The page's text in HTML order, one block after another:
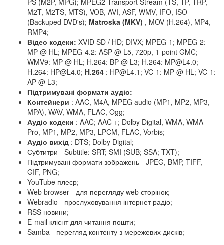
M2T, M2TS, MTS), VOB, AVI, ASF, WMV, IFO, ISO
(Backuped DVD's); Matroska (MKV) , MOV (H.264), MP4,
RMP4;
Відео кодеки: XVID SD / HD; DIVX; MPEG-1; MPEG-2:
MP @ HL; MPEG-4.2: ASP @ L5, 720p, 1-point GMC;
WMV9: MP @ HL; H.264: BP @ L3; H.264: MP@L4.0;
H.264: HP@L4.0; H.264 : HP@L4.1; VC-1: MP @ HL; VC-1:
AP @ L3;
Підтримувані формати аудіо:
Контейнери : AAC, M4A, MPEG audio (MP1, MP2, MP3,
MPA), WAV, WMA, FLAC, Ogg;
Аудіо кодеки : AAC; AAC +; Dolby Digital, WMA, WMA
Pro, MP1, MP2, MP3, LPCM, FLAC, Vorbis;
Аудіо вихід : DTS; Dolby Digital;
Субтитри - Subtitle: SRT; SMI (SUB; SSA; TXT);
Підтримувані формати зображень - JPEG, BMP, TIFF,
GIF, PNG;
YouTube плеєр;
Web browser - для перегляду web сторінок;
Webradio - прослуховування інтернет радіо;
RSS новини;
E-mail клієнт для читання пошти;
Samba - перегляд контенту з мережевих дисків;